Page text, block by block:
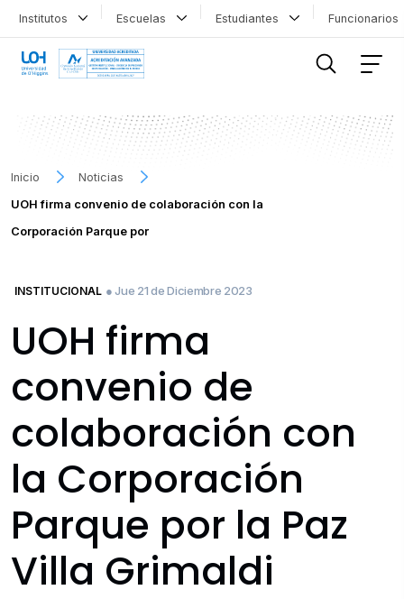
Institutos Escuelas Estudiantes
Inicio
Noticias
UOH firma convenio de colaboración con la
Corporación Parque por
INSTITUCIONAL ● Jue 21 de Diciembre 2023
UOH firma
convenio de
colaboración con
la Corporación
Parque por la Paz
Villa Grimaldi